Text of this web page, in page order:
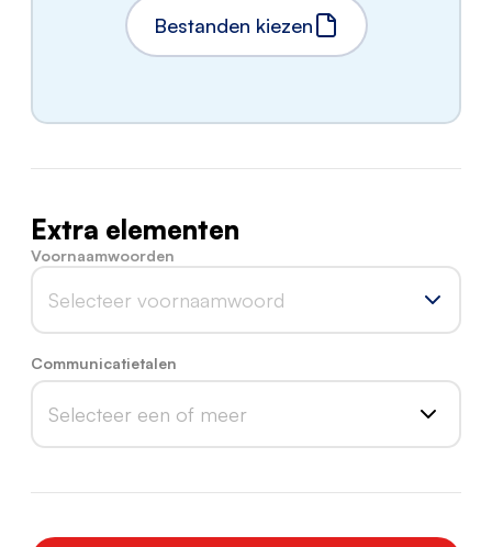
Bestanden kiezen
Extra elementen
Voornaamwoorden
Selecteer voornaamwoord
Communicatietalen
Selecteer een of meer